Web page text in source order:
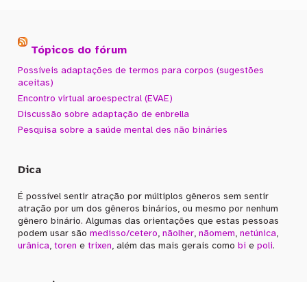
Tópicos do fórum
Possíveis adaptações de termos para corpos (sugestões
aceitas)
Encontro virtual aroespectral (EVAE)
Discussão sobre adaptação de enbrella
Pesquisa sobre a saúde mental des não bináries
Dica
É possível sentir atração por múltiplos gêneros sem sentir
atração por um dos gêneros binários, ou mesmo por nenhum
gênero binário. Algumas das orientações que estas pessoas
podem usar sãomedisso/cetero ,nãolher ,nãomem ,netúnica
urânica ,toren etrixen , além das mais gerais comobi epoli.